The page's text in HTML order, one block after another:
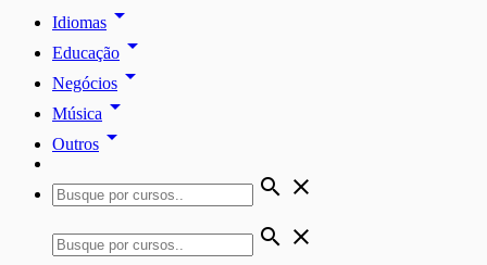
Idiomas arrow_drop_down
Educação arrow_drop_down
Negócios arrow_drop_down
Música arrow_drop_down
Outros arrow_drop_down
search close
search close